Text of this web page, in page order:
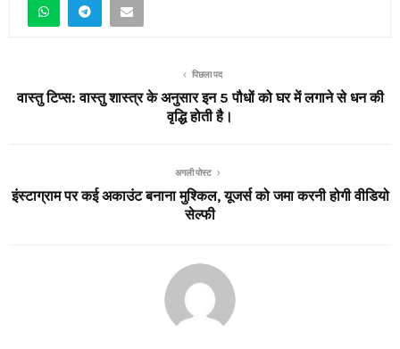
पिछला पद
वास्तु टिप्स: वास्तु शास्त्र के अनुसार इन 5 पौधों को घर में लगाने से धन की
वृद्धि होती है।
अगली पोस्ट
इंस्टाग्राम पर कई अकाउंट बनाना मुश्किल, यूजर्स को जमा करनी होगी वीडियो
सेल्फी